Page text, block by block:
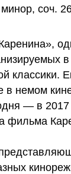
соч.
классики.
в немом
— в 2017
фильма